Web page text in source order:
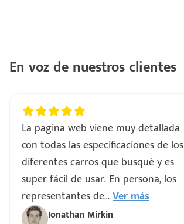
En voz de nuestros clientes
La pagina web viene muy detallada
con todas las especificaciones de los
diferentes carros que busqué y es
super fácil de usar. En persona, los
representantes de...Ver más
Ionathan Mirkin